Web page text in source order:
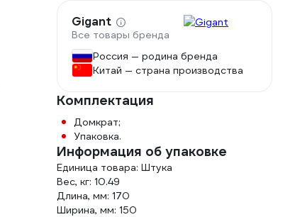
Gigant
Все товары бренда
Россия — родина бренда
Китай — страна производства
Комплектация
Домкрат;
Упаковка.
Информация об упаковке
Единица товара: Штука
Вес, кг: 10.49
Длина, мм: 170
Ширина, мм: 150